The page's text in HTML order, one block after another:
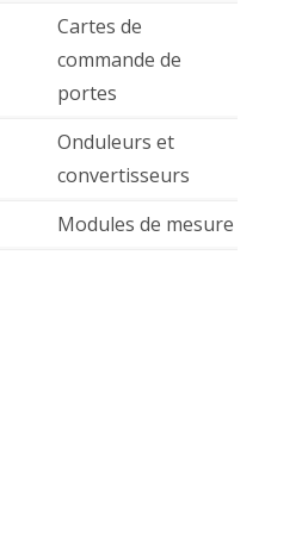
Cartes de
commande de
portes
Onduleurs et
convertisseurs
Modules de mesure